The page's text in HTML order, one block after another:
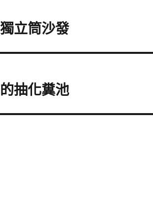
立筒沙發
抽化糞池